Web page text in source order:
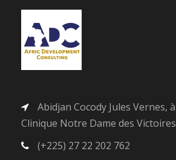
Abidjan Cocody Jules Vernes,
Clinique Notre Dame des Victoires
(+225) 27 22 202 762